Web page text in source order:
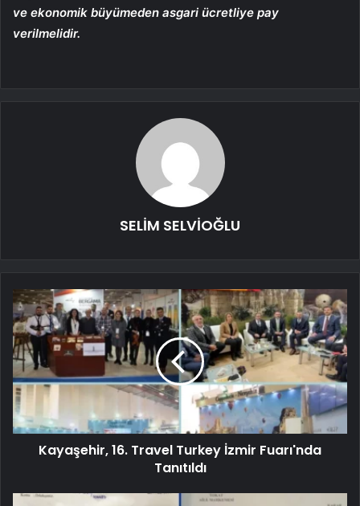
ve ekonomik büyümeden asgari ücretliye pay
verilmelidir.
SELİM SELVİOĞLU
Kayaşehir, 16. Travel Turkey İzmir Fuarı'nda
Tanıtıldı